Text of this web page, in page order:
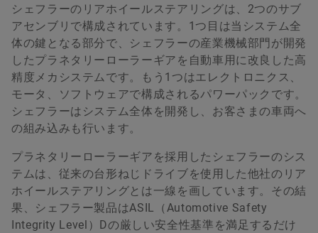
シェフラーのリアホイールステアリングは、2つのサブ
アセンブリで構成されています。1つ目は当システム全
体の鍵となる部分で、シェフラーの産業機械部門が開発
したプラネタリーローラーギアを自動車用に改良した高
精度メカシステムです。もう1つはエレクトロニクス、
モータ、ソフトウェアで構成されるパワーパックです。
シェフラーはシステム全体を開発し、お客さまの車両へ
の組み込みも行います。
プラネタリーローラーギアを採用したシェフラーのシス
テムは、従来の台形ねじドライブを使用した他社のリア
ホイールステアリングとは一線を画しています。その結
果、シェフラー製品はASIL（Automotive Safety
Integrity Level）Dの厳しい安全性基準を満足するだけ